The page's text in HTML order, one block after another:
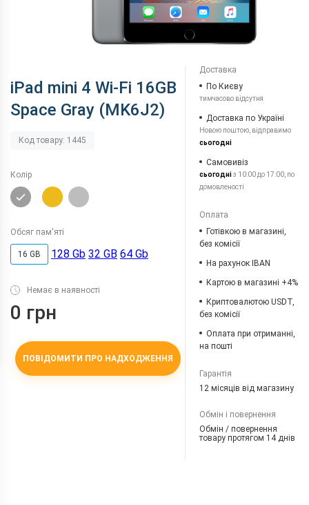
iPad mini 4 Wi-Fi 16GB
Space Gray (MK6J2)
Код товару: 1445
Колір
Обсяг пам'яті
16 GB 128 Gb 32 GB 64 Gb
Немає в наявності
0 грн
ПОВІДОМИТИ ПРО НАДХОДЖЕННЯ
Доставка
По Києву
тимчасово відсутня
Доставка по Україні
Новою поштою, відправимо
сьогодні
Самовивіз
сьогодніз 10:00 до 17:00, по
домовленості
Оплата
Готівкою в магазині,
без комісії
На рахунок IBAN
Картою в магазині +4%
Криптовалютою USDT,
без комісії
Оплата при отриманні,
на пошті
Гарантія
12 місяців від магазину
Обмін і повернення
Обмін / повернення
товару протягом 14 днів